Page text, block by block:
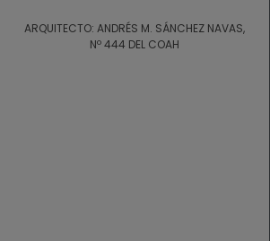
ARQUITECTO: ANDRÉS M. SÁNCHEZ NAVAS,
Nº 444 DEL COAH